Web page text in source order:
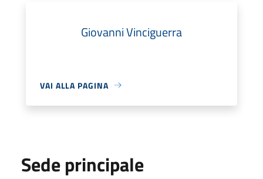
Giovanni Vinciguerra
VAI ALLA PAGINA
Sede principale